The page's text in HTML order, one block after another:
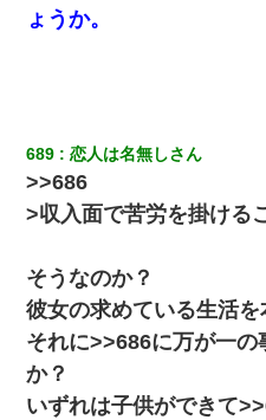
ょうか。
689 恋人は名無しさん
>>686
>収入面で苦労を掛ける
そうなのか？
彼女の求めている生活
それに>>686に万が一
か？
いずれは子供ができて